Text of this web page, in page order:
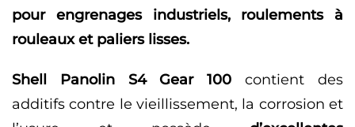
pour engrenages industriels, roulements à
rouleaux et paliers lisses.
Shell Panolin S4 Gear 100 contient des
additifs contre le vieillissement, la corrosion et